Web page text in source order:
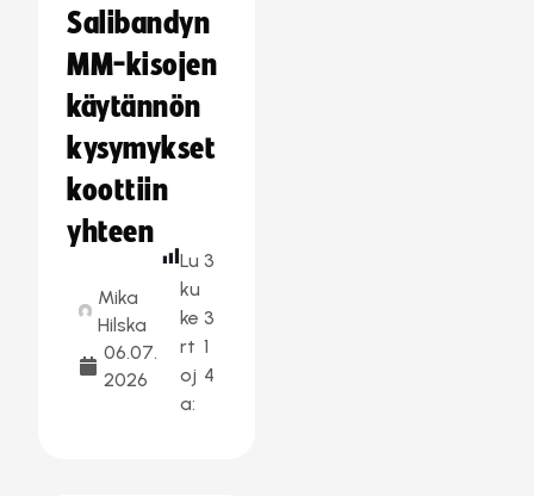
Salibandyn
MM-kisojen
käytännön
kysymykset
koottiin
yhteen
Mika
Hilska
06.07.
2026
Lu
ku
ke
rt
oj
a:
3
3
1
4